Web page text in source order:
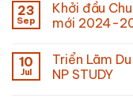
23
Sep
Khởi đầu
mới 2024-
10
Jul
Triển Lãm
NP STUDY